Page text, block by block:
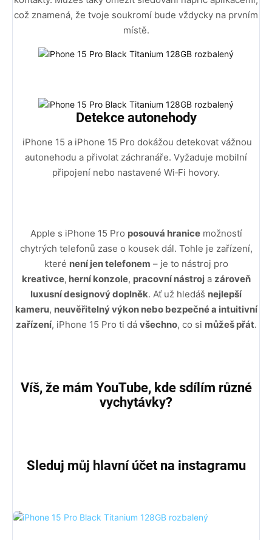
což znamená, že tvoje soukromí bude vždycky na prvním
místě.
Detekce autonehody
iPhone 15 a iPhone 15 Pro dokážou detekovat vážnou
autonehodu a přivolat záchranáře. Vyžaduje mobilní
připojení nebo nastavené Wi‑Fi hovory.
Apple s iPhone 15 Pro posouvá hranicemožností
chytrých telefonů zase o kousek dál. Tohle je zařízení,
které není jen telefonem – je to nástroj pro
kreativce, herní konzole, pracovní nástroja zároveň
luxusní designový doplněk. Ať už hledáš nejlepší
kameru, neuvěřitelný výkon nebo bezpečné a intuitivní
zařízení, iPhone 15 Pro ti dá všechno, co si můžeš přát.
Víš, že mám YouTube, kde sdílím různé
vychytávky?
Sleduj můj hlavní účet na instagramu